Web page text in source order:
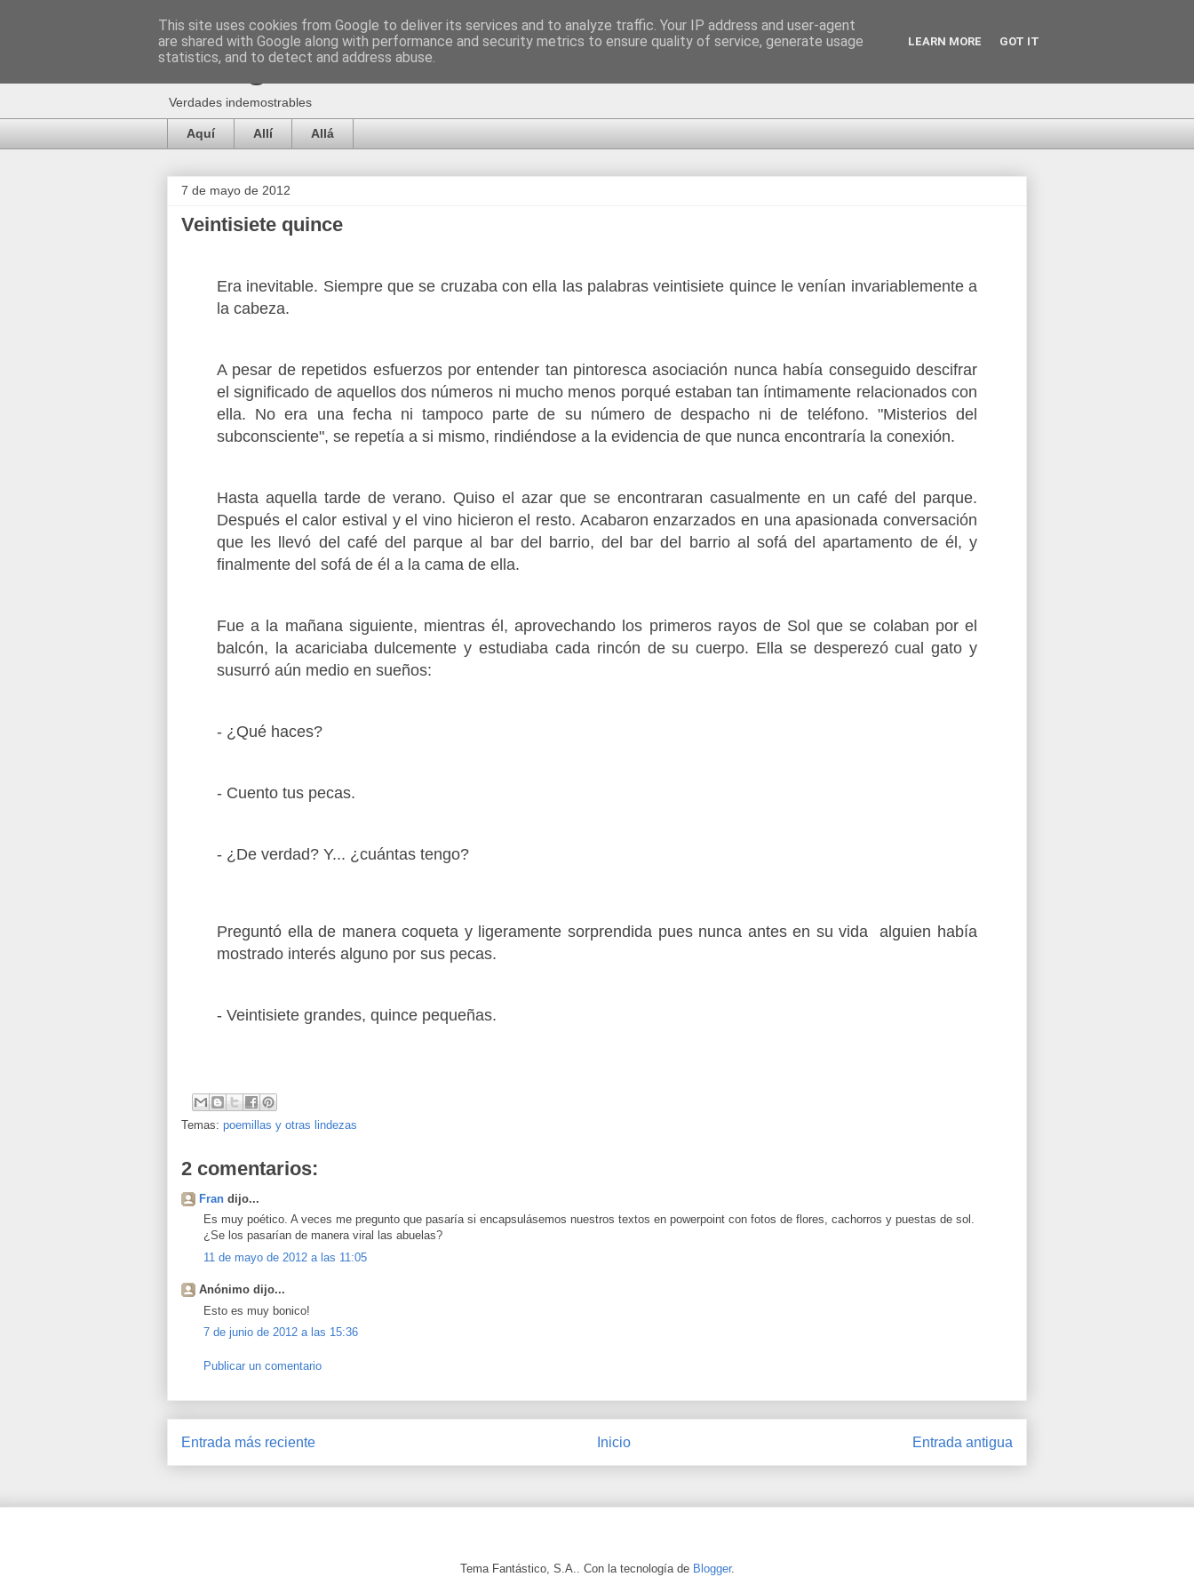
Clerigo.es
Verdades indemostrables
Aquí Allí Allá
7 de mayo de 2012
Veintisiete quince
Era inevitable. Siempre que se cruzaba con ella las palabras veintisiete quince le venían invariablemente a
la cabeza.
A pesar de repetidos esfuerzos por entender tan pintoresca asociación nunca había conseguido descifrar
el significado de aquellos dos números ni mucho menos porqué estaban tan íntimamente relacionados con
ella. No era una fecha ni tampoco parte de su número de despacho ni de teléfono. "Misterios del
subconsciente", se repetía a si mismo, rindiéndose a la evidencia de que nunca encontraría la conexión.
Hasta aquella tarde de verano. Quiso el azar que se encontraran casualmente en un café del parque.
Después el calor estival y el vino hicieron el resto. Acabaron enzarzados en una apasionada conversación
que les llevó del café del parque al bar del barrio, del bar del barrio al sofá del apartamento de él, y
finalmente del sofá de él a la cama de ella.
Fue a la mañana siguiente, mientras él,aprovechando los primeros rayos de Sol que se colaban por el
balcón, la acariciaba dulcemente y estudiaba cada rincón de su cuerpo. Ella se desperezó cual gato y
susurró aún medio en sueños:
- ¿Qué haces?
- Cuento tus pecas.
- ¿De verdad? Y... ¿cuántas tengo?
Preguntó ella de manera coqueta y ligeramente sorprendida pues nunca antes en su vida alguien había
mostrado interés alguno por sus pecas.
- Veintisiete grandes, quince pequeñas.
Temas: poemillas y otras lindezas
2 comentarios:
Fran dijo...
Es muy poético. A veces me pregunto que pasaría si encapsulásemos nuestros textos en powerpoint con fotos de flores, cachorros y puestas de sol.
¿Se los pasarían de manera viral las abuelas?
11 de mayo de 2012 a las 11:05
Anónimo dijo...
Esto es muy bonico!
7 de junio de 2012 a las 15:36
Publicar un comentario
Entrada más reciente Entrada antigua
Inicio
Tema Fantástico, S.A.. Con la tecnología de Blogger.
This site uses cookies from Google to deliver its services and to analyze traffic. Your IP address and user-agent
are shared with Google along with performance and security metrics to ensure quality of service, generate usage
statistics, and to detect and address abuse.
LEARN MORE GOT IT